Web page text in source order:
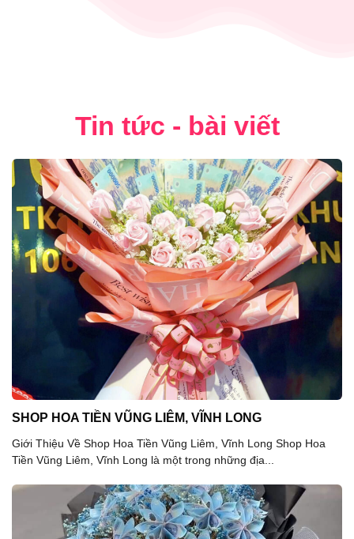
Tin tức - bài viết
SHOP HOA TIỀN VŨNG LIÊM, VĨNH LONG
Giới Thiệu Về Shop Hoa Tiền Vũng Liêm, Vĩnh Long Shop Hoa
Tiền Vũng Liêm, Vĩnh Long là một trong những địa...